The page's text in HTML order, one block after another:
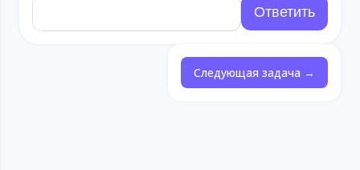
Следующая задача →